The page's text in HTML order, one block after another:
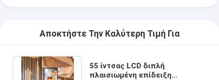
Αποκτήστε Την Καλύτερη Τιμή Για
55 ίντσας LCD διπλή
πλαισιωμένη επίδειξη